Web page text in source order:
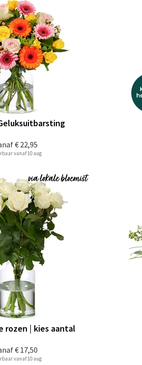
€ 22,95
vanaf 10 aug
€ 17,50
rozen | kies aantal
vanaf 10 aug